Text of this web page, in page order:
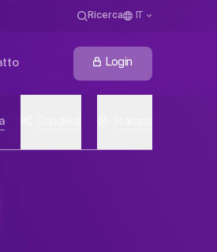
Ricerca
Login